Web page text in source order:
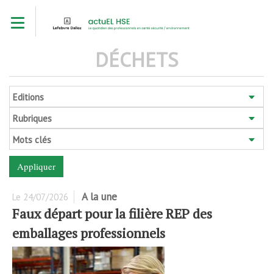
contenu
DÉCHETS
Editions
Rubriques
Mots clés
Le 24/07/2026 A la une
Faux départ pour la filière REP des
emballages professionnels